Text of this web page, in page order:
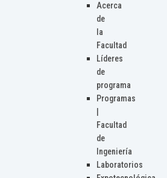
Acerca
de
la
Facultad
Líderes
de
programa
Programas
Facultad
de
Ingeniería
Laboratorios